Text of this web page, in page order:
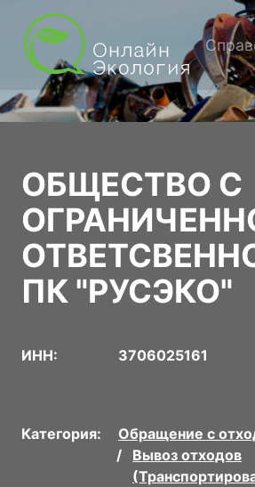
ОБЩЕСТВО С
ПК "РУСЭКО"
ИНН: 3706025161
Категория:
Обращение с
Вывоз отходов